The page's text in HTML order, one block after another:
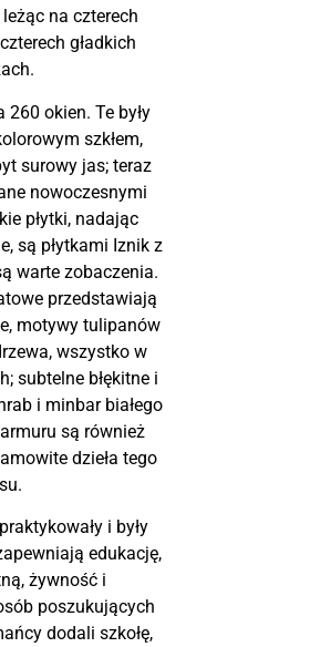
na czterech
gładkich
okien. Te były
szkłem,
surowy jas; teraz
nowoczesnymi
płytki, nadając
są płytkami Iznik z
warte zobaczenia.
przedstawiają
motywy tulipanów
wszystko w
subtelne błękitne i
i minbar białego
są również
dzieła tego
i były
edukację,
żywność i
poszukujących
dodali szkołę,